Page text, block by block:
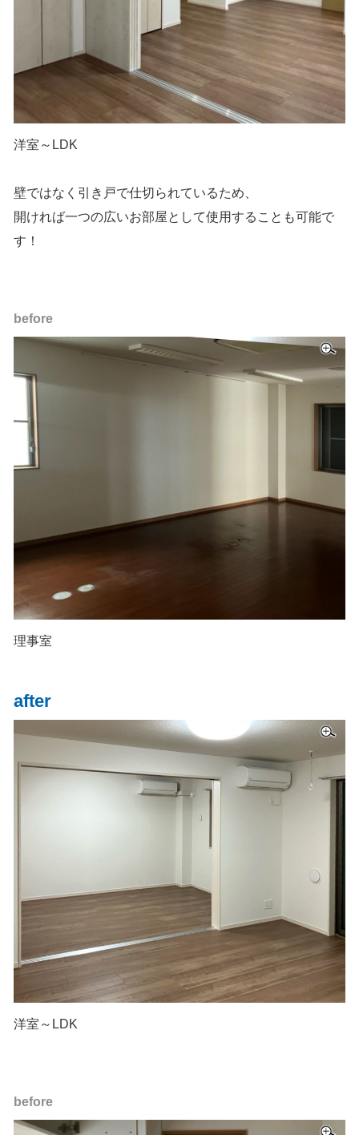
洋室～LDK
壁ではなく引き戸で仕切られているため、
開ければ一つの広いお部屋として使用することも可能で
す！
before
理事室
after
洋室～LDK
before